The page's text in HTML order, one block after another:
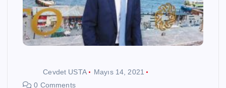
Cevdet USTA
Mayıs 14, 2021
0 Comments